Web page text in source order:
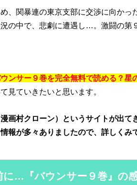
、関暴連の東京支部に交渉に向かっ
の中で、悲劇に遭遇し…。激闘の第
ンサー９巻を完全無料で読める？
見ていきたいと思います。
画村クローン）というサイトが出て
報が多々ありましたので、詳しくみ
に…『バウンサー９巻』の